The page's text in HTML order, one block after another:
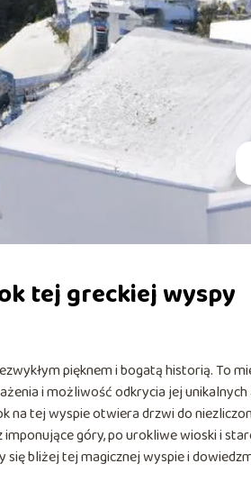
tej greckiej wyspy
pięknem i bogatą historią. To
i możliwość odkrycia jej
na tej wyspie otwiera drzwi do
imponujące góry, po urokliwe wioski i
bliżej tej magicznej wyspie i